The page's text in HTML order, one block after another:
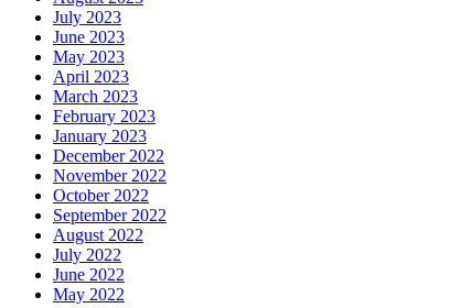
July 2023
June 2023
May 2023
April 2023
March 2023
February 2023
January 2023
December 2022
November 2022
October 2022
September 2022
August 2022
July 2022
June 2022
May 2022